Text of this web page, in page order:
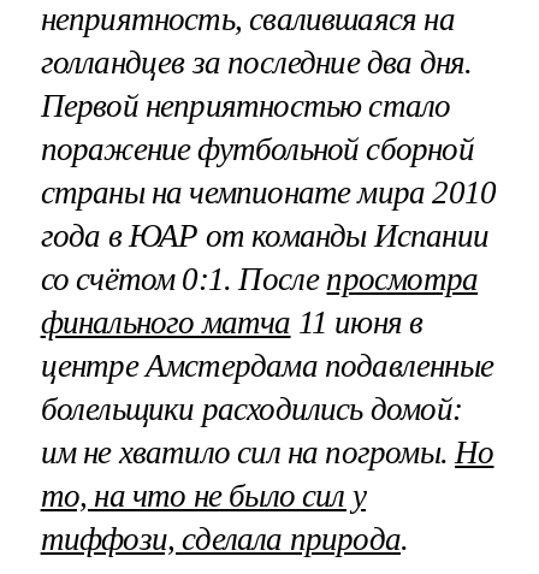
неприятность, свалившаяся на
голландцев за последние два дня.
Первой неприятностью стало
поражение футбольной сборной
страны на чемпионате мира 2010
года в ЮАР от команды Испании
со счётом 0:1. После просмотра
финального матча 11 июня в
центре Амстердама подавленные
болельщики расходились домой:
им не хватило сил на погромы.Но
то, на что не было сил у
тиффози, сделала природа.